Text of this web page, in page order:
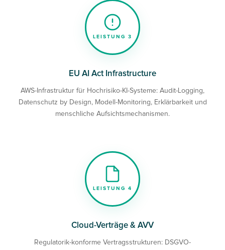
LEISTUNG 3
EU AI Act Infrastructure
AWS-Infrastruktur für Hochrisiko-KI-Systeme: Audit-Logging,
Datenschutz by Design, Modell-Monitoring, Erklärbarkeit und
menschliche Aufsichtsmechanismen.
LEISTUNG 4
Cloud-Verträge & AVV
Regulatorik-konforme Vertragsstrukturen: DSGVO-